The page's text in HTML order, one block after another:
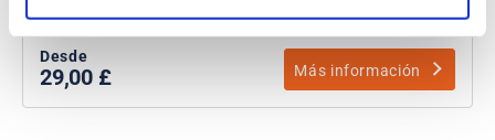
Desde
29,00 £ Más información